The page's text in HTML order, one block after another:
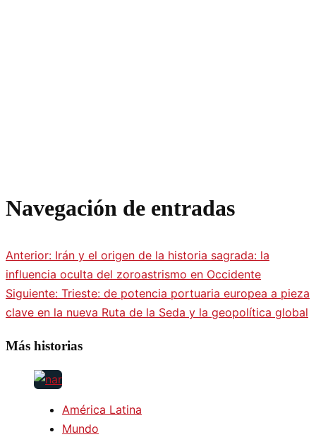
Navegación de entradas
Anterior: Irán y el origen de la historia sagrada: la
influencia oculta del zoroastrismo en Occidente
Siguiente: Trieste: de potencia portuaria europea a pieza
clave en la nueva Ruta de la Seda y la geopolítica global
Más historias
América Latina
Mundo